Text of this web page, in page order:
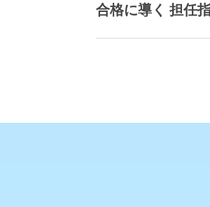
合格に導く 担任